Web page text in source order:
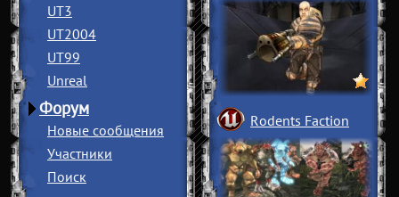
UT3
UT2004
UT99
Unreal
Форум
Новые сообщения
Участники
Поиск
Rodents Faction